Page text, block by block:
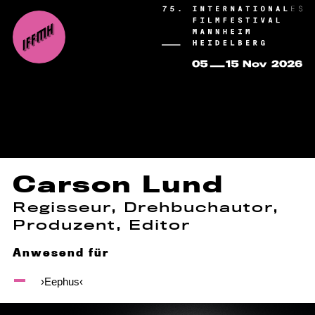
Carson Lund
Regisseur, Drehbuchautor,
Produzent, Editor
Anwesend für
›Eephus‹